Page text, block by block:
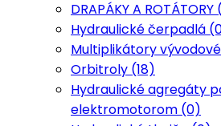
DRAPÁKY A ROTÁTORY
Hydraulické čerpadlá
Multiplikátory
Orbitroly (18)
Hydraulické agregáty
elektromotorom (0)